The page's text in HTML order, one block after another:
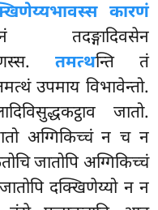
कारणं
तदङ्गादिवसेन
तमत्थन्ति तं
उपमाय विभावेन्तो.
जातो.
अग्गिकिच्चं न च न
जातोपि अग्गिकिच्चं
दक्खिणेय्यो न न